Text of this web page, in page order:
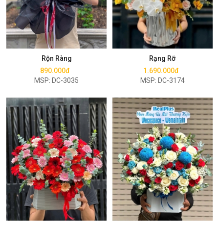
Rộn Ràng
890.000đ
MSP: DC-3035
Mua ngay
Rạng Rỡ
1.690.000đ
MSP: DC-3174
Mua ngay
Mua ngay Mua ngay